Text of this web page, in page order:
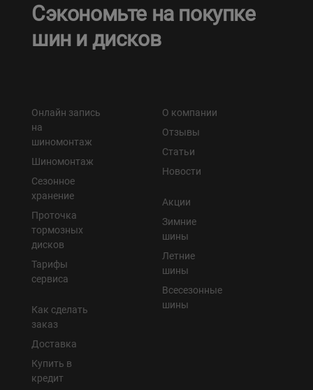
Сэкономьте на покупке
шин и дисков
Онлайн запись
на
шиномонтаж
Шиномонтаж
Сезонное
хранение
Проточка
тормозных
дисков
Тарифы
сервиса
Как сделать
заказ
Доставка
Купить в
кредит
О компании
Отзывы
Статьи
Новости
Акции
Зимние
шины
Летние
шины
Всесезонные
шины